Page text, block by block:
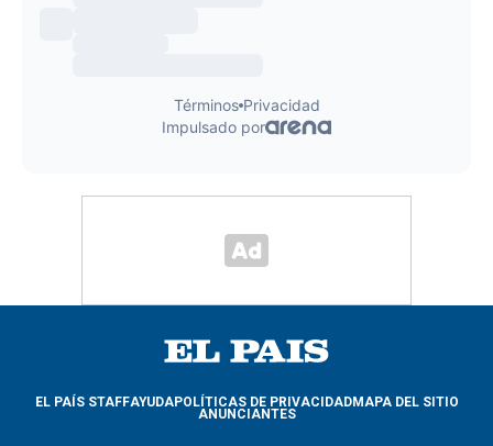
EL PAÍS STAFFAYUDAPOLÍTICAS DE PRIVACIDADMAPA DEL SITIO
ANUNCIANTES